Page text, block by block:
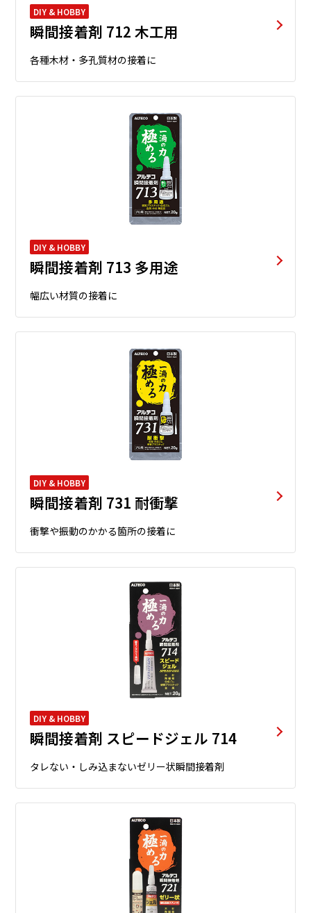
DIY & HOBBY
瞬間接着剤 712 木工用
各種木材・多孔質材の接着に
DIY & HOBBY
瞬間接着剤 713 多用途
幅広い材質の接着に
DIY & HOBBY
瞬間接着剤 731 耐衝撃
衝撃や振動のかかる箇所の接着に
DIY & HOBBY
瞬間接着剤 スピードジェル 714
タレない・しみ込まないゼリー状瞬間接着剤